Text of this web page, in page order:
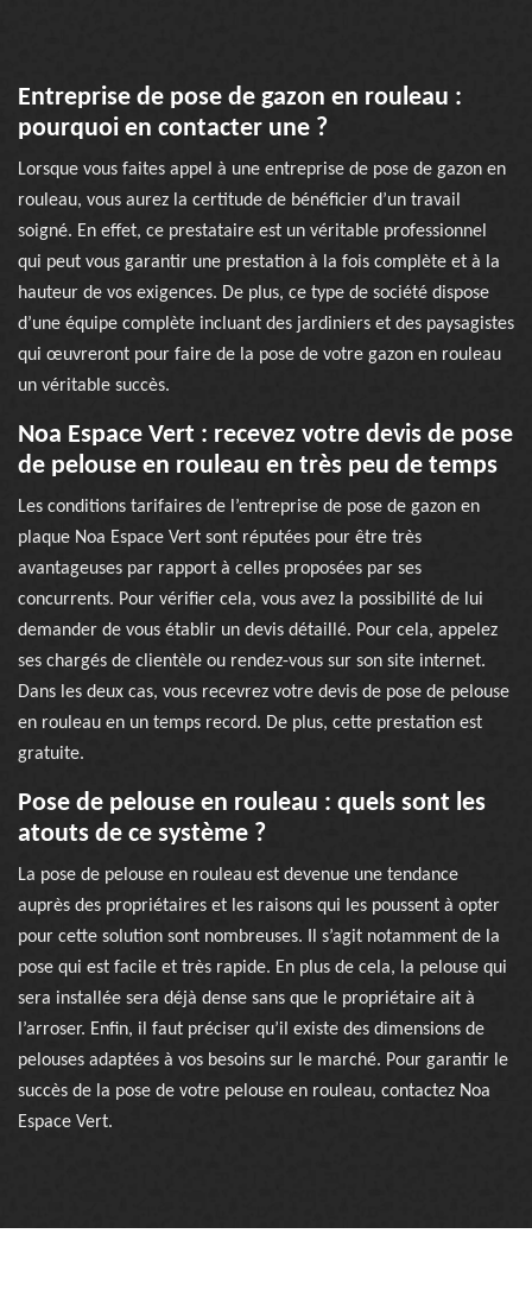
Entreprise de pose de gazon en rouleau :
pourquoi en contacter une ?
Lorsque vous faites appel à une entreprise de pose de gazon en
rouleau, vous aurez la certitude de bénéficier d’un travail
soigné. En effet, ce prestataire est un véritable professionnel
qui peut vous garantir une prestation à la fois complète et à la
hauteur de vos exigences. De plus, ce type de société dispose
d’une équipe complète incluant des jardiniers et des paysagistes
qui œuvreront pour faire de la pose de votre gazon en rouleau
un véritable succès.
Noa Espace Vert : recevez votre devis de pose
de pelouse en rouleau en très peu de temps
Les conditions tarifaires de l’entreprise de pose de gazon en
plaque Noa Espace Vert sont réputées pour être très
avantageuses par rapport à celles proposées par ses
concurrents. Pour vérifier cela, vous avez la possibilité de lui
demander de vous établir un devis détaillé. Pour cela, appelez
ses chargés de clientèle ou rendez-vous sur son site internet.
Dans les deux cas, vous recevrez votre devis de pose de pelouse
en rouleau en un temps record. De plus, cette prestation est
gratuite.
Pose de pelouse en rouleau : quels sont les
atouts de ce système ?
La pose de pelouse en rouleau est devenue une tendance
auprès des propriétaires et les raisons qui les poussent à opter
pour cette solution sont nombreuses. Il s’agit notamment de la
pose qui est facile et très rapide. En plus de cela, la pelouse qui
sera installée sera déjà dense sans que le propriétaire ait à
l’arroser. Enfin, il faut préciser qu’il existe des dimensions de
pelouses adaptées à vos besoins sur le marché. Pour garantir le
succès de la pose de votre pelouse en rouleau, contactez Noa
Espace Vert.